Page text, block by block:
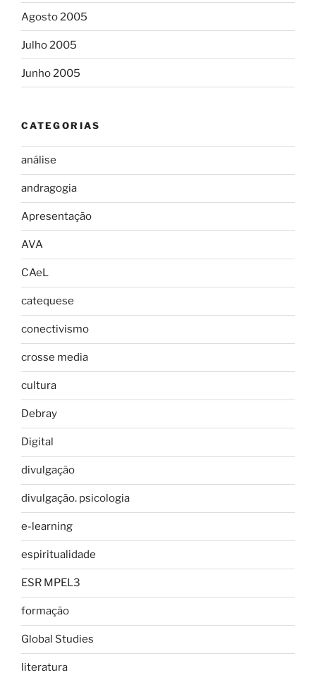
Agosto 2005
Julho 2005
Junho 2005
CATEGORIAS
análise
andragogia
Apresentação
AVA
CAeL
catequese
conectivismo
crosse media
cultura
Debray
Digital
divulgação
divulgação. psicologia
e-learning
espiritualidade
ESR MPEL3
formação
Global Studies
literatura